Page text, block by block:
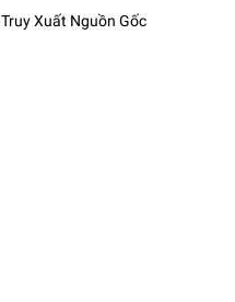
Truy Xuất Nguồn Gốc